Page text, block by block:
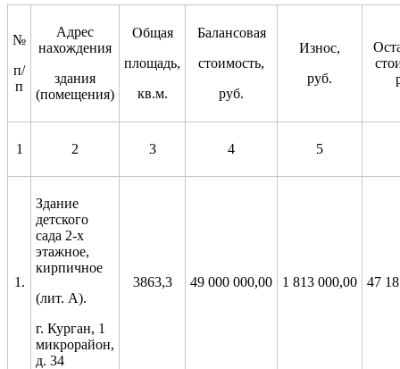
№
п/
п
Адрес
нахождения
здания
(помещения)
Общая
площадь,
кв.м.
Балансовая
стоимость,
руб.
Износ,
руб.
1 2 3 4 5
1.
Здание
детского
сада 2-х
этажное,
кирпичное
(лит. А).
г. Курган, 1
микрорайон,
д. 34
3863,3 49 000 000,00 1 813 000,00 47